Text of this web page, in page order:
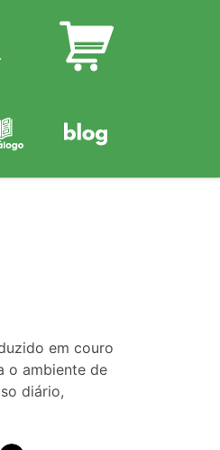
em couro
o ambiente de
diário,